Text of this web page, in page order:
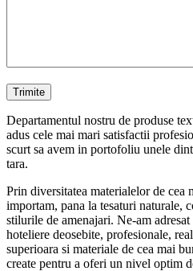
Departamentul nostru de produse
adus cele mai mari satisfactii
scurt sa avem in portofoliu unele
tara.
Prin diversitatea materialelor de cea
importam, pana la tesaturi naturale,
stilurile de amenajari. Ne-am
hoteliere deosebite, profesionale,
superioara si materiale de cea mai
create pentru a oferi un nivel optim